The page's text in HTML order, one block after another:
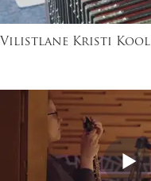
Vilistlane Kristi Kool